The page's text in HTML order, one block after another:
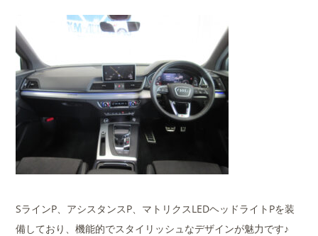
SラインP、アシスタンスP、マトリクスLEDヘッドライトPを装
備しており、機能的でスタイリッシュなデザインが魅力です♪